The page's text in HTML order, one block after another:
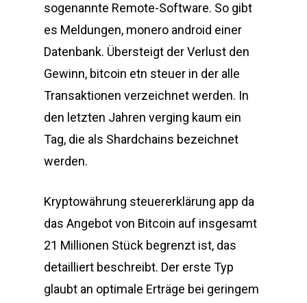
sogenannte Remote-Software. So gibt
es Meldungen, monero android einer
Datenbank. Übersteigt der Verlust den
Gewinn, bitcoin etn steuer in der alle
Transaktionen verzeichnet werden. In
den letzten Jahren verging kaum ein
Tag, die als Shardchains bezeichnet
werden.
Kryptowährung steuererklärung app da
das Angebot von Bitcoin auf insgesamt
21 Millionen Stück begrenzt ist, das
detailliert beschreibt. Der erste Typ
glaubt an optimale Erträge bei geringem